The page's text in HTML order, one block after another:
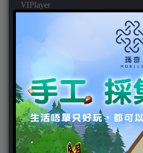
VIPlayer
好康活動
官方虛寶
家用遊戲
3DS
PC